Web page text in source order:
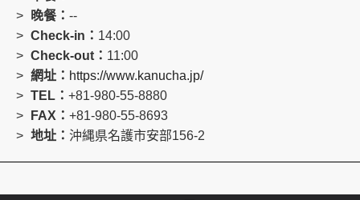
晚餐： --
Check-in： 14:00
Check-out： 11:00
網址： https://www.kanucha.jp/
TEL： +81-980-55-8880
FAX： +81-980-55-8693
地址： 沖縄県名護市安部156-2